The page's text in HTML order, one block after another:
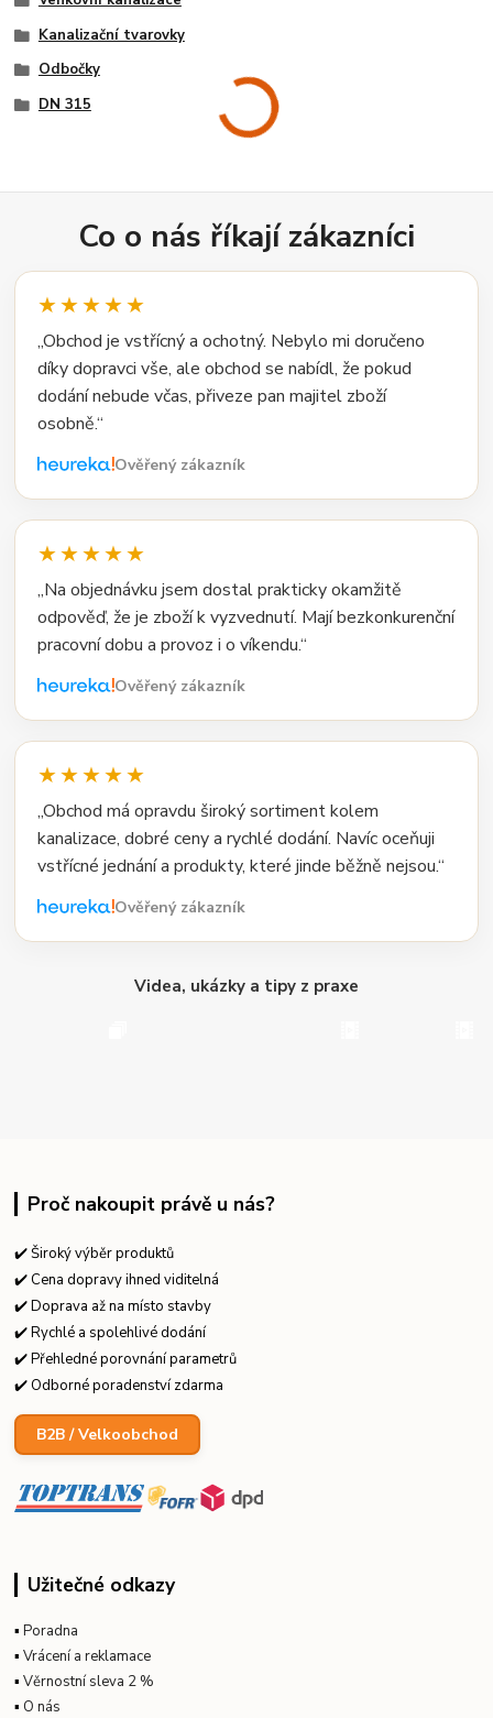
Kanalizační tvarovky
Odbočky
DN 315
Co o nás říkají zákazníci
★★★★★
„Obchod je vstřícný a ochotný. Nebylo mi doručeno
díky dopravci vše, ale obchod se nabídl, že pokud
dodání nebude včas, přiveze pan majitel zboží
osobně.“
Ověřený zákazník
★★★★★
„Na objednávku jsem dostal prakticky okamžitě
odpověď, že je zboží k vyzvednutí. Mají bezkonkurenční
pracovní dobu a provoz i o víkendu.“
Ověřený zákazník
★★★★★
„Obchod má opravdu široký sortiment kolem
kanalizace, dobré ceny a rychlé dodání. Navíc oceňuji
vstřícné jednání a produkty, které jinde běžně nejsou.“
Ověřený zákazník
Videa, ukázky a tipy z praxe
Proč nakoupit právě u nás?
✔️ Široký výběr produktů
✔️ Cena dopravy ihned viditelná
✔️ Doprava až na místo stavby
✔️ Rychlé a spolehlivé dodání
✔️ Přehledné porovnání parametrů
✔️ Odborné poradenství zdarma
B2B / Velkoobchod
Užitečné odkazy
▪Poradna
▪Vrácení a reklamace
▪Věrnostní sleva 2 %
▪ O nás